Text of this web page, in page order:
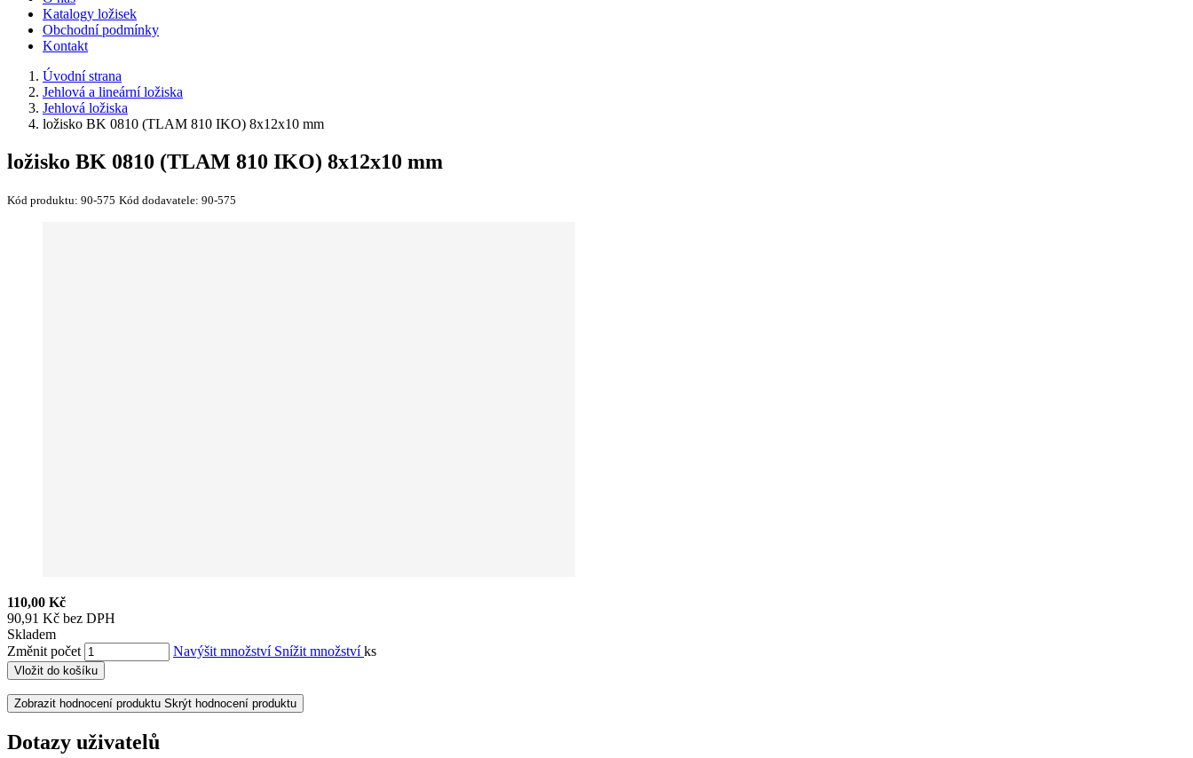
Katalogy ložisek
Obchodní podmínky
Kontakt
Úvodní strana
Jehlová a lineární ložiska
Jehlová ložiska
ložisko BK 0810 (TLAM 810 IKO) 8x12x10 mm
ložisko BK 0810 (TLAM 810 IKO) 8x12x10 mm
Kód produktu: 90-575 Kód dodavatele: 90-575
110,00 Kč
90,91 Kč bez DPH
Skladem
Změnit počet
Navýšit množství Snížit množstvíks
Vložit do košíku
Zobrazit hodnocení produktu Skrýt hodnocení produktu
Dotazy uživatelů